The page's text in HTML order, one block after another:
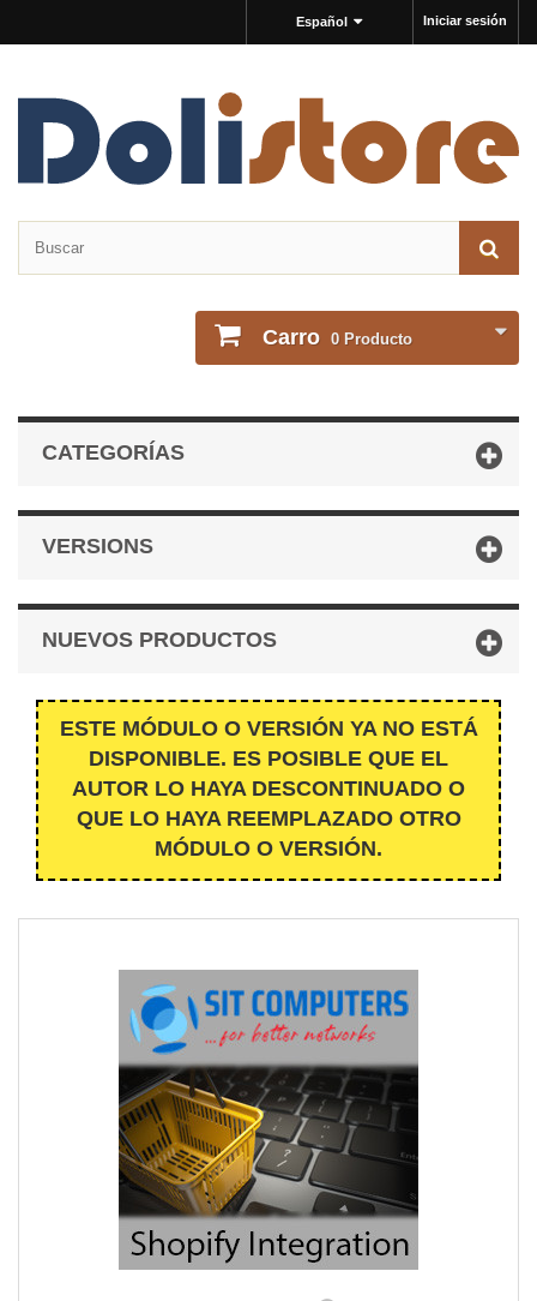
Iniciar sesión
Español
Carro 0 Producto
CATEGORÍAS
VERSIONS
NUEVOS PRODUCTOS
ESTE MÓDULO O VERSIÓN YA NO ESTÁ
DISPONIBLE. ES POSIBLE QUE EL
AUTOR LO HAYA DESCONTINUADO O
QUE LO HAYA REEMPLAZADO OTRO
MÓDULO O VERSIÓN.